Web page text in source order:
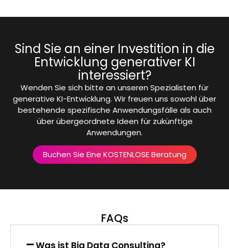
Sind Sie an einer Investition in die
Entwicklung generativer KI
interessiert?
Wenden Sie sich bitte an unseren Spezialisten für
generative KI-Entwicklung. Wir freuen uns sowohl über
bestehende spezifische Anwendungsfälle als auch
über übergeordnete Ideen für zukünftige
Anwendungen.
Buchen Sie Eine KOSTENLOSE Beratung
FAQs